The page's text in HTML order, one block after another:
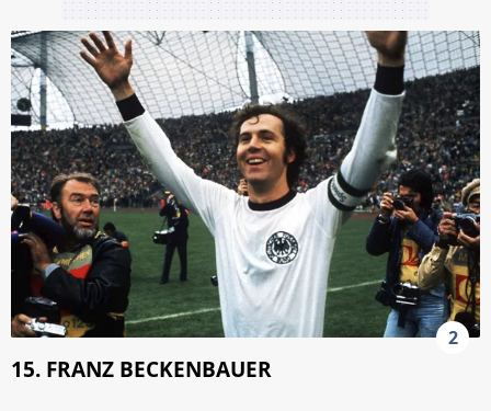
2
15. FRANZ BECKENBAUER